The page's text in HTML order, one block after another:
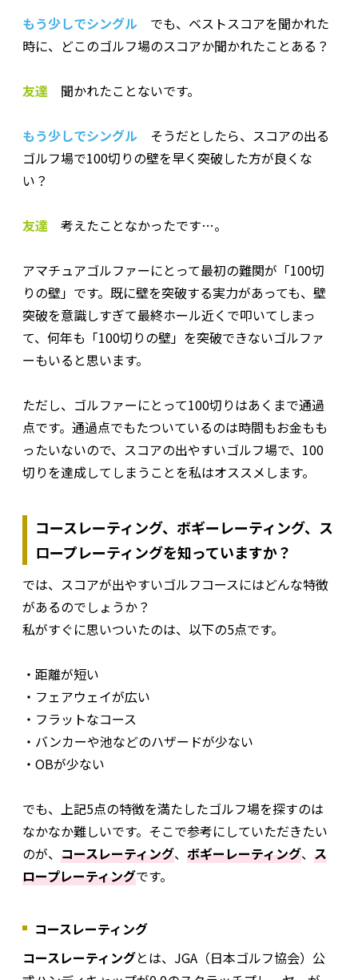
もう少しでシングル でも、ベストスコアを聞かれた
時に、どこのゴルフ場のスコアか聞かれたことある？
友達 聞かれたことないです。
もう少しでシングル そうだとしたら、スコアの出る
ゴルフ場で100切りの壁を早く突破した方が良くな
い？
友達 考えたことなかったです…。
アマチュアゴルファーにとって最初の難関が「100切
りの壁」です。既に壁を突破する実力があっても、壁
突破を意識しすぎて最終ホール近くで叩いてしまっ
て、何年も「100切りの壁」を突破できないゴルファ
ーもいると思います。
ただし、ゴルファーにとって100切りはあくまで通過
点です。通過点でもたついているのは時間もお金もも
ったいないので、スコアの出やすいゴルフ場で、100
切りを達成してしまうことを私はオススメします。
コースレーティング、ボギーレーティング、ス
ロープレーティングを知っていますか？
では、スコアが出やすいゴルフコースにはどんな特徴
があるのでしょうか？
私がすぐに思いついたのは、以下の5点です。
・距離が短い
・フェアウェイが広い
・フラットなコース
・バンカーや池などのハザードが少ない
・OBが少ない
でも、上記5点の特徴を満たしたゴルフ場を探すのは
なかなか難しいです。そこで参考にしていただきたい
のが、 コースレーティング、 ボギーレーティング、 ス
ロープレーティングです。
コースレーティング
コースレーティングとは、JGA（日本ゴルフ協会）公